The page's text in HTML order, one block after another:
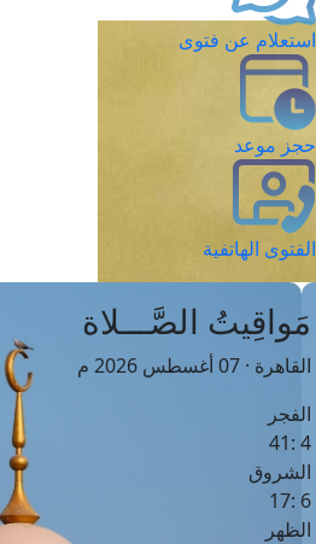
استعلام عن فتوى
حجز موعد
الفتوى الهاتفية
مَواقِيتُ الصَّـــلاة
القاهرة · 07 أغسطس 2026 م
الفجر
4 :41
الشروق
6 :17
الظهر